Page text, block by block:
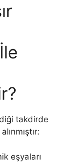
takdirde
eşyaları